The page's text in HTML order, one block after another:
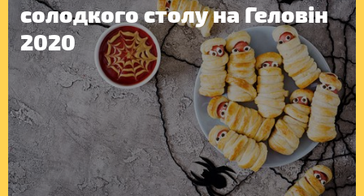
солодкого столу на Геловін
2020